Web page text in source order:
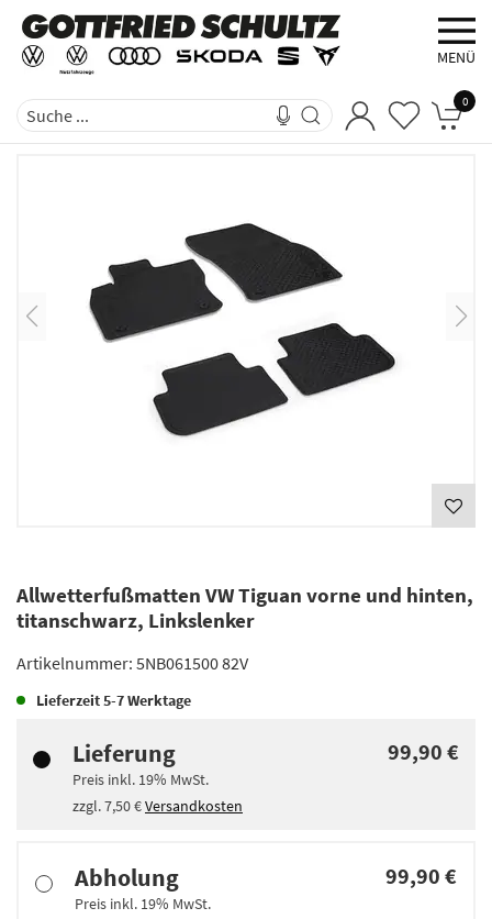
MENÜ
0
Allwetterfußmatten VW Tiguan vorne und hinten,
titanschwarz, Linkslenker
Artikelnummer: 5NB061500 82V
Lieferzeit5-7 Werktage
Lieferung
Preis inkl. 19% MwSt.
zzgl.7,50 €Versandkosten
99,90 €
Abholung
Preis inkl. 19% MwSt.
99,90 €